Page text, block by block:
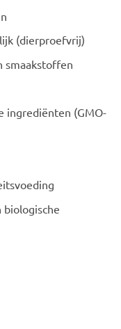
(dierproefvrij)
smaakstoffen
ingrediënten (GMO-
biologische